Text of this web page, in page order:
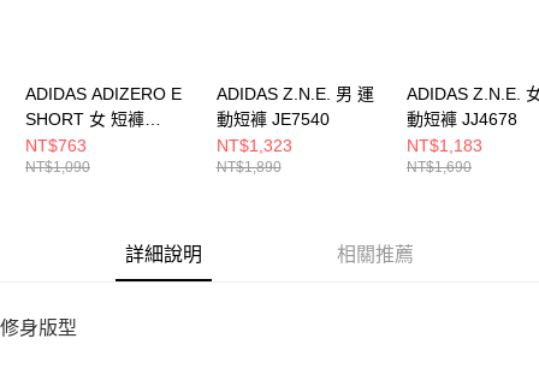
ADIDAS ADIZERO E
SHORT 女 短褲
IN8707
NT$763
NT$1,090
ADIDAS Z.N.E. 男 運
動短褲 JE7540
NT$1,323
NT$1,890
ADIDAS Z.N.E.
動短褲 JJ4678
NT$1,183
NT$1,690
詳細說明 相關推薦
修身版型